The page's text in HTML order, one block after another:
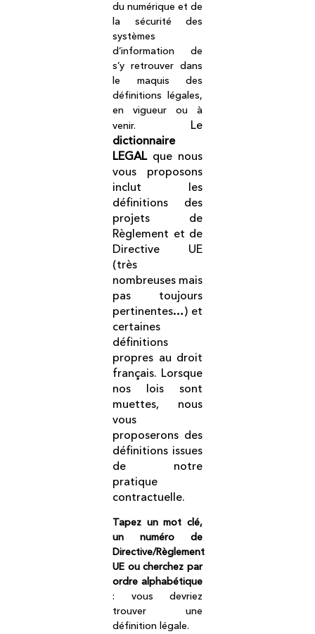
du numérique et de
la sécurité des
systèmes
d’information de
s’y retrouver dans
le maquis des
définitions légales,
en vigueur ou à
venir. Le
dictionnaire
LEGAL que nous
vous proposons
inclut les
définitions des
projets de
Règlement et de
Directive UE
(très
nombreuses mais
pas toujours
pertinentes…) et
certaines
définitions
propres au droit
français. Lorsque
nos lois sont
muettes, nous
vous
proposerons des
définitions issues
de notre
pratique
contractuelle.
Tapez un mot clé,
un numéro de
Directive/Règlement
UE ou cherchez par
ordre alphabétique
: vous devriez
trouver une
définition légale.